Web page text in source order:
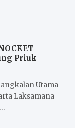
Priuk
Utama
Laksamana